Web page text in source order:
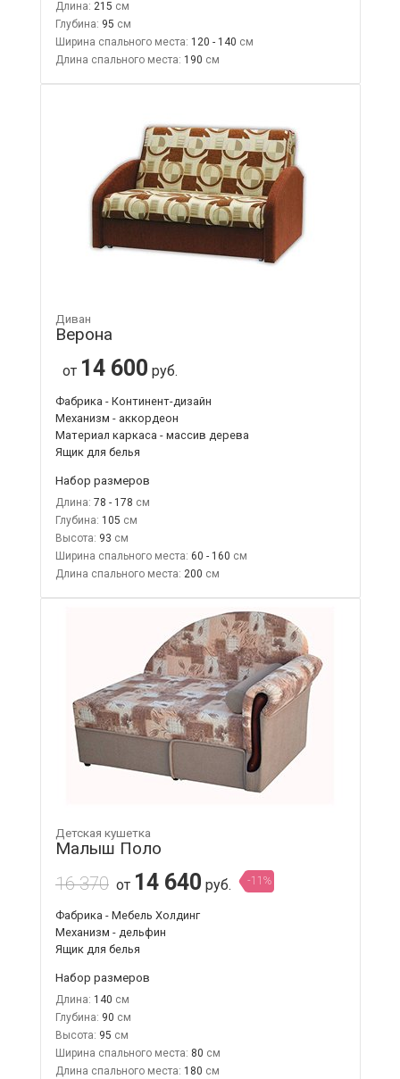
Длина: 215
Глубина: 95
Ширина спального места: 120 - 140
Длина спального места: 190
Диван
Верона
от 14 600 руб.
Фабрика - Континент-дизайн
Механизм - аккордеон
Материал каркаса - массив дерева
Ящик для белья
Набор размеров
Длина: 78 - 178
Глубина: 105
Высота: 93
Ширина спального места: 60 - 160
Длина спального места: 200
Детская кушетка
Малыш Поло
16 370 от 14 640 руб. -11%
Фабрика - Мебель Холдинг
Механизм - дельфин
Ящик для белья
Набор размеров
Длина: 140
Глубина: 90
Высота: 95
Ширина спального места: 80
Длина спального места: 180